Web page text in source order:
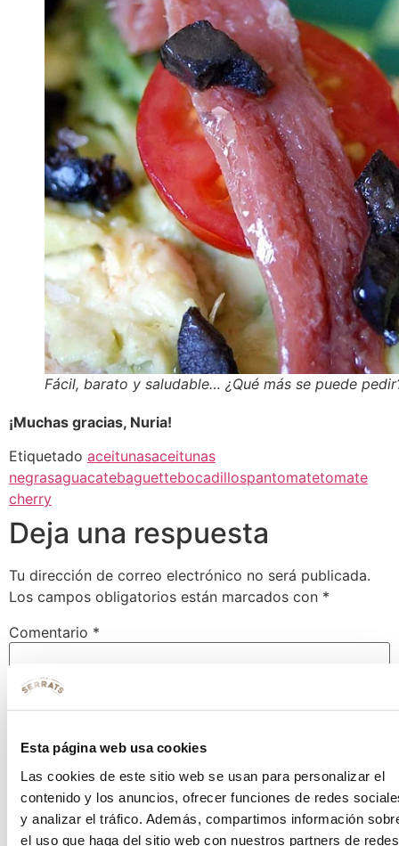
Esta página web usa cookies
Las cookies de este sitio web se usan para personalizar el
contenido y los anuncios, ofrecer funciones de redes
y analizar el tráfico. Además, compartimos información
el uso que haga del sitio web con nuestros partners de redes
Fácil, barato y saludable… ¿Qué más se puede
¡Muchas gracias, Nuria!
Etiquetado aceitunasaceitunas
negrasaguacatebaguettebocadillospantomatetomate
cherry
Deja una respuesta
Tu dirección de correo electrónico no será publicada.
Los campos obligatorios están marcados con *
Comentario *